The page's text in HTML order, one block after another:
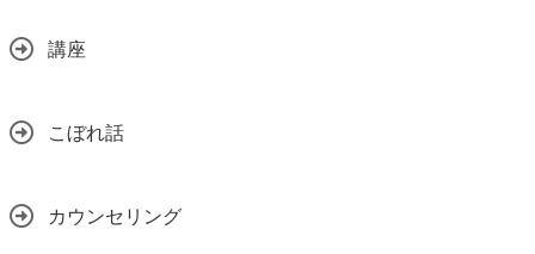
講座
こぼれ話
カウンセリング